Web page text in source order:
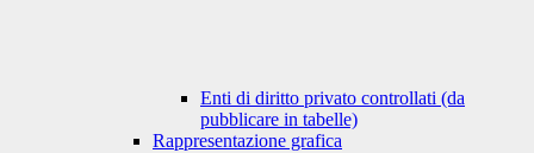
Enti di diritto privato controllati (da
pubblicare in tabelle)
Rappresentazione grafica